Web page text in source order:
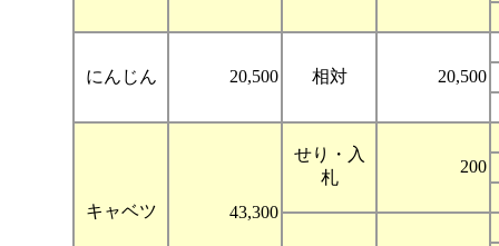
にんじん 20,500 相対 20,500
キャベツ 43,300
せり・入
札
200